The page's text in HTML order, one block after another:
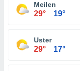
Meilen
29° 19°
Uster
29° 17°